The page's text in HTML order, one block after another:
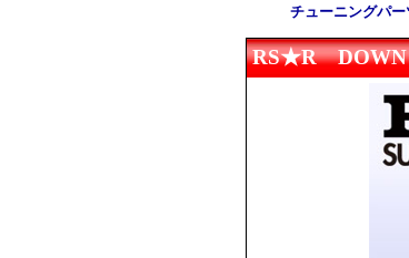
チューニングパー
RS★R DOWN